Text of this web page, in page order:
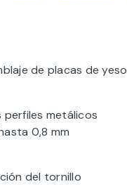
de placas de yeso
metálicos
0,8 mm
del tornillo